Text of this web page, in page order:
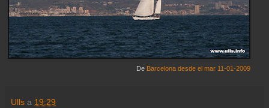
De Barcelona desde el mar 11-01-2009
Ulls a 19:29